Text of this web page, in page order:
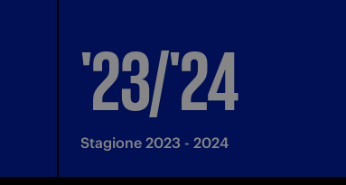
'23/'24
Stagione 2023 - 2024